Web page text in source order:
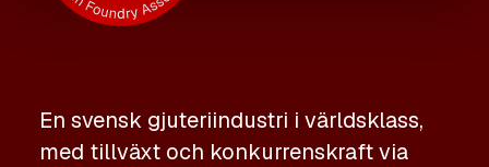
En svensk gjuteriindustri i världsklass,
med tillväxt och konkurrenskraft via